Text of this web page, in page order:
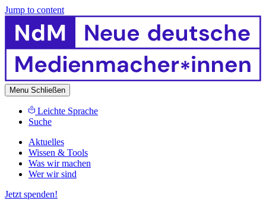
Jump to content
Menu Schließen
Leichte Sprache
Suche
Aktuelles
Wissen & Tools
Was wir machen
Wer wir sind
Jetzt spenden!